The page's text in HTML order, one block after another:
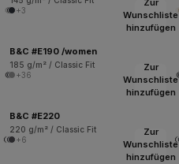
+3
Zur
Wunschliste
hinzufügen
B&C #E190 /women
185 g/m² / Classic Fit
+36
Zur
Wunschliste
hinzufügen
B&C #E220
220 g/m² / Classic Fit
+6
Zur
Wunschliste
hinzufügen